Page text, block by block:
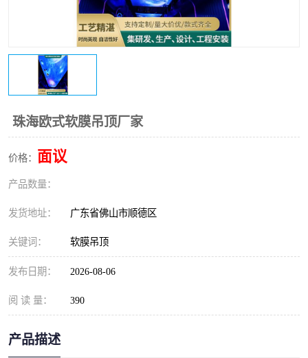
珠海欧式软膜吊顶厂家
价格： 面议
产品数量：
发货地址： 广东省佛山市顺德区
关键词： 软膜吊顶
发布日期： 2026-08-06
阅 读 量： 390
产品描述